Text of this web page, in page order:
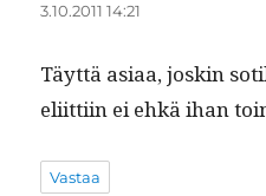
3.10.2011 14:21
Täyt­tä asi­aa, joskin
eli­it­ti­in ei ehkä ihan
Vastaa